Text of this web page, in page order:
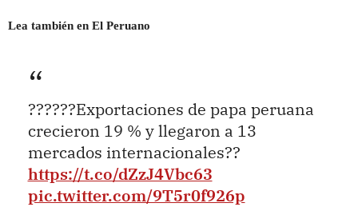
Lea también en El Peruano
??????Exportaciones de papa peruana
crecieron 19 % y llegaron a 13
mercados internacionales??
https://t.co/dZzJ4Vbc63
pic.twitter.com/9T5r0f926p